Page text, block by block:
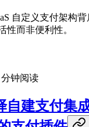
自定义支付架构
性而非便利性。
分钟阅读
自建支付集